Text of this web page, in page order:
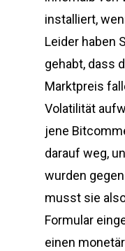
installiert,
Leider haben
gehabt, dass
Marktpreis
Volatilität
jene
darauf weg,
wurden
musst sie
Formular
einen